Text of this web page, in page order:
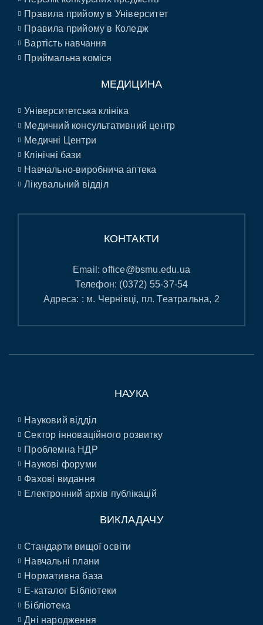
Правила прийому в Університет
Правила прийому в Коледж
Вартість навчання
Приймальна коміся
МЕДИЦИНА
Університетська клініка
Медичний консультативний центр
Медичні Центри
Клінічні бази
Навчально-виробнича аптека
Лікувальний відділ
КОНТАКТИ
Email:office@bsmu.edu.ua
Телефон: (0372) 55-37-54
Адреса: : м. Чернівці, пл. Театральна, 2
НАУКА
Науковий відділ
Сектор інноваційного розвитку
Проблемна НДР
Наукові форуми
Фахові видання
Електронний архів публікацій
ВИКЛАДАЧУ
Стандарти вищої освіти
Навчальні плани
Нормативна база
E-каталог Бібліотеки
Бібліотека
Дні народження